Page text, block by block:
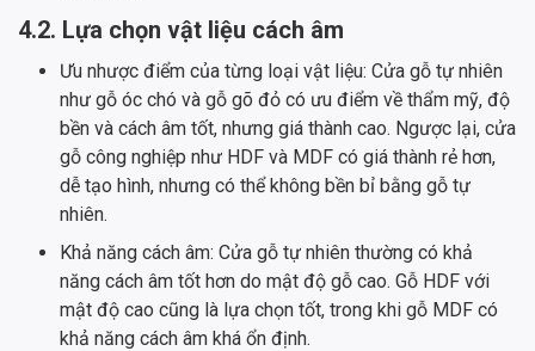
4.2. Lựa chọn vật liệu cách âm
Ưu nhược điểm của từng loại vật liệu: Cửa gỗ tự nhiên
như gỗ óc chó và gỗ gõ đỏ có ưu điểm về thẩm mỹ, độ
bền và cách âm tốt, nhưng giá thành cao. Ngược lại, cửa
gỗ công nghiệp như HDF và MDF có giá thành rẻ hơn,
dễ tạo hình, nhưng có thể không bền bỉ bằng gỗ tự
nhiên.
Khả năng cách âm: Cửa gỗ tự nhiên thường có khả
năng cách âm tốt hơn do mật độ gỗ cao. Gỗ HDF với
mật độ cao cũng là lựa chọn tốt, trong khi gỗ MDF có
khả năng cách âm khá ổn định.